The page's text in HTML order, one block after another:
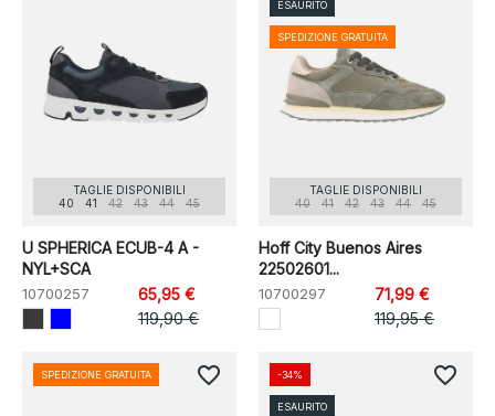
TAGLIE DISPONIBILI
40
41 42 43 44 45
U SPHERICA ECUB-4 A -
NYL+SCA
10700257
65,95 €
119,90 €
TAGLIE DISPONIBILI
40
41 42 43 44 45
Hoff City Buenos Aires
22502601...
10700297
71,99 €
119,95 €
ESAURITO
SPEDIZIONE GRATUITA
SPEDIZIONE GRATUITA favorite_border -34%
ESAURITO
favorite_border